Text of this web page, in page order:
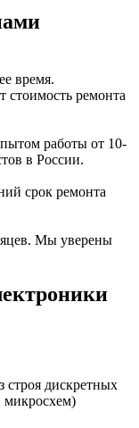
время.
стоимость ремонта
работы от 10-
в России.
срок ремонта
Мы уверены
строя дискретных
микросхем)